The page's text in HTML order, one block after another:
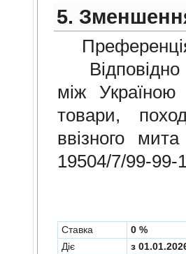
5.
Відповідно
мiж Україною
товари,
ввізного
19504/7/99-99-
Cтавка
0 %
Діє
з